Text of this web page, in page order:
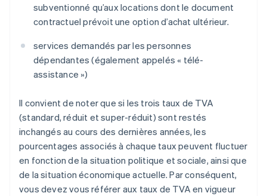
subventionné qu’aux locations dont le document
contractuel prévoit une option d’achat ultérieur.
services demandés par les personnes
dépendantes (également appelés « télé-
assistance »)
Il convient de noter que si les trois taux de TVA
(standard, réduit et super-réduit) sont restés
inchangés au cours des dernières années, les
pourcentages associés à chaque taux peuvent fluctuer
en fonction de la situation politique et sociale, ainsi que
de la situation économique actuelle. Par conséquent,
vous devez vous référer aux taux de TVA en vigueur